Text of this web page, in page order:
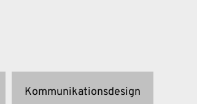
Kommunikationsdesign